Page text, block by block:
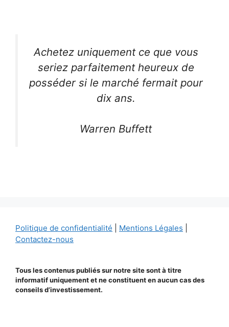
Achetez uniquement ce que vous
seriez parfaitement heureux de
posséder si le marché fermait pour
dix ans.
Warren Buffett
Politique de confidentialité Mentions Légales
Contactez-nous
Tous les contenus publiés sur notre site sont à titre
informatif uniquement et ne constituent en aucun cas des
conseils d’investissement.